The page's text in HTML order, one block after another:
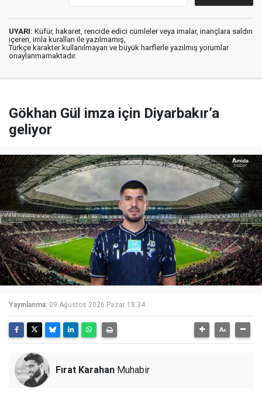
UYARI: Küfür, hakaret, rencide edici cümleler veya imalar, inançlara saldırı
içeren, imla kuralları ile yazılmamış,
Türkçe karakter kullanılmayan ve büyük harflerle yazılmış yorumlar
onaylanmamaktadır.
Gökhan Gül imza için Diyarbakır’a
geliyor
Yayınlanma: 09 Ağustos 2026 Pazar 18:34
Fırat Karahan Muhabir